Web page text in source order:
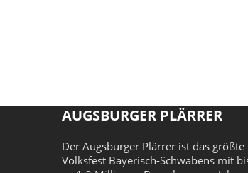
AUGSBURGER PLÄRRER
Der Augsburger Plärrer ist das größte
Volksfest Bayerisch-Schwabens mit